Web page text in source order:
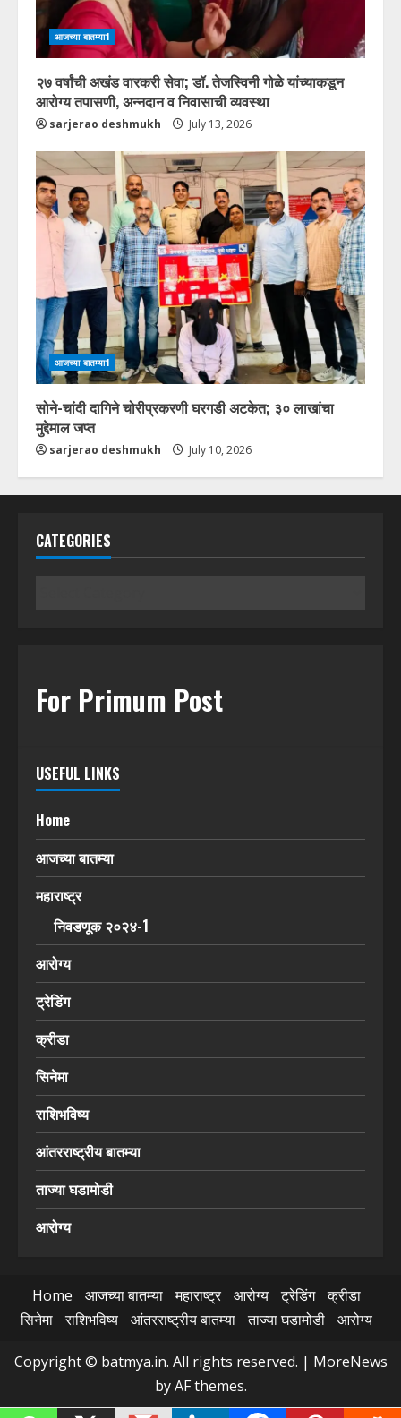
आजच्या बातम्या1
२७ वर्षांची अखंड वारकरी सेवा; डॉ. तेजस्विनी गोळे यांच्याकडून
आरोग्य तपासणी, अन्नदान व निवासाची व्यवस्था
sarjerao deshmukh July 13, 2026
आजच्या बातम्या1
सोने-चांदी दागिने चोरीप्रकरणी घरगडी अटकेत; ३० लाखांचा
मुद्देमाल जप्त
sarjerao deshmukh July 10, 2026
CATEGORIES
For Primum Post
USEFUL LINKS
Home
आजच्या बातम्या
महाराष्ट्र
निवडणूक २०२४-1
आरोग्य
ट्रेडिंग
क्रीडा
सिनेमा
राशिभविष्य
आंतरराष्ट्रीय बातम्या
ताज्या घडामोडी
आरोग्य
Home आजच्या बातम्या महाराष्ट्र आरोग्य ट्रेडिंग
क्रीडा
सिनेमा
राशिभविष्य आंतरराष्ट्रीय बातम्या ताज्या घडामोडी आरोग्य
Copyright © batmya.in. All rights reserved. | MoreNews
by AF themes.